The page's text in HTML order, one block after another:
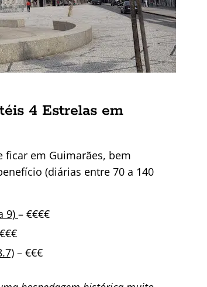
4 Estrelas em
ficar em Guimarães, bem
(diárias entre 70 a 140
9) – €€€€
– €€€